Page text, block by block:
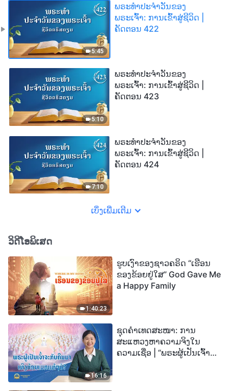
5:45
ພຣະທຳປະຈຳວັນຂອງ
ພຣະເຈົ້າ: ການເຂົ້າສູ່ຊີວິດ |
ຄັດຕອນ 422
5:10
ພຣະທຳປະຈຳວັນຂອງ
ພຣະເຈົ້າ: ການເຂົ້າສູ່ຊີວິດ |
ຄັດຕອນ 423
7:10
ພຣະທຳປະຈຳວັນຂອງ
ພຣະເຈົ້າ: ການເຂົ້າສູ່ຊີວິດ |
ຄັດຕອນ 424
ເບິ່ງເພີ່ມເຕີມ
ວິດີໂອພິເສດ
1:40:23
ຮູບເງົາຂອງຊາວຄຣິດ “ເຮືອນ
ຂອງຂ້ອຍຢູ່ໃສ” God Gave Me
a Happy Family
16:16
ຊຸດຄຳເທດສະໜາ: ການ
ສະແຫວງຫາຄວາມຈິງໃນ
ຄວາມເຊື່ອ | “ພຣະຜູ້ເປັນເຈົ້າຈະ